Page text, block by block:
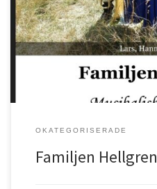
Bostället 30/7
OKATEGORISERADE
Familjen Hellgren